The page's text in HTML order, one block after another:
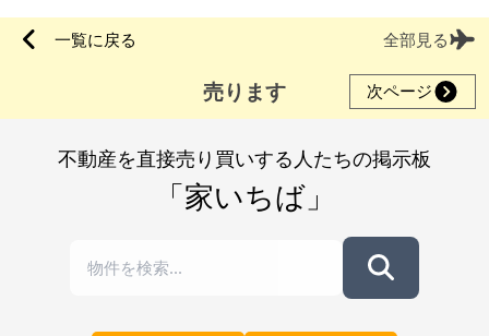
一覧に戻る 全部見る
売ります 次ページ
不動産を直接売り買いする人たちの掲示板
「家いちば」